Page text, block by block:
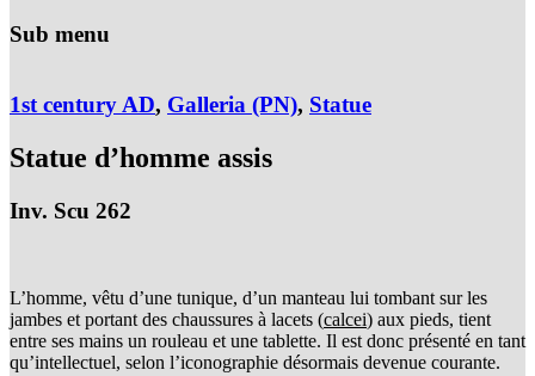
Sub menu
1st century AD, Galleria (PN), Statue
Statue d’homme assis
Inv. Scu 262
L’homme, vêtu d’une tunique, d’un manteau lui tombant sur les
jambes et portant des chaussures à lacets (calcei) aux pieds, tient
entre ses mains un rouleau et une tablette. Il est donc présenté en tant
qu’intellectuel, selon l’iconographie désormais devenue courante.